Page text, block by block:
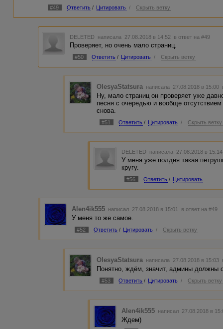
#49 Ответить / Цитировать / Скрыть ветку
DELETED написала 27.08.2018 в 14:52 в ответ на #49
Проверяет, но очень мало страниц.
#50 Ответить / Цитировать / Скрыть ветку
OlesyaStatsura написала 27.08.2018 в 15:00
Ну, мало страниц он проверяет уже
песня с очередью и вообще
снова.
#51 Ответить / Цитировать / Скрыть ветку
DELETED написала 27.08.2018 в
У меня уже полдня такая
кругу.
#56 Ответить / Цитировать
Alen4ik555 написал 27.08.2018 в 15:01 в ответ на #49
У меня то же самое.
#52 Ответить / Цитировать / Скрыть ветку
OlesyaStatsura написала 27.08.2018 в 15:03
Понятно, ждём, значит, админы должны
#53 Ответить / Цитировать / Скрыть ветку
Alen4ik555 написал 27.08.2018 в
Ждем)